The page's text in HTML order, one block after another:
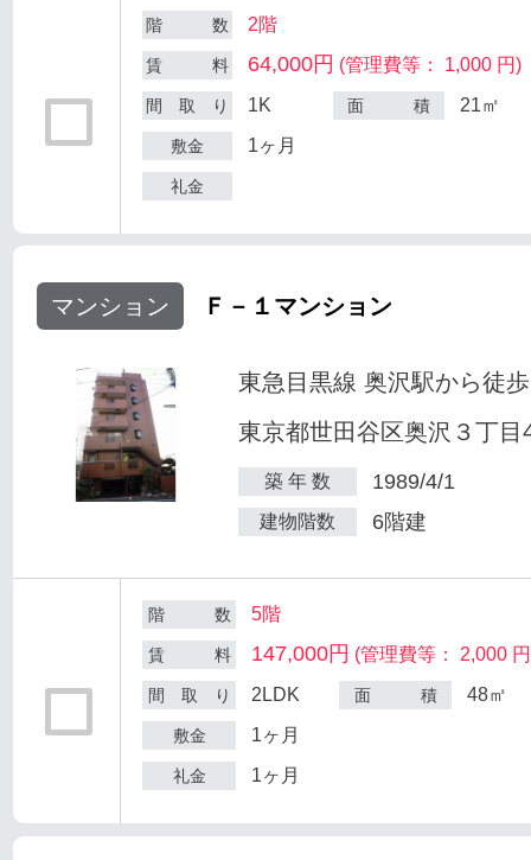
階 数 2階
賃 料 64,000円 (管理費等： 1,000 円)
間 取 り 1K 面 積 21㎡
敷金 1ヶ月
礼金
マンション Ｆ－１マンション
東急目黒線 奥沢駅から徒
東京都世田谷区奥沢３丁目
築 年 数 1989/4/1
建物階数 6階建
階 数 5階
賃 料 147,000円 (管理費等： 2,000
間 取 り 2LDK 面 積 48㎡
敷金 1ヶ月
礼金 1ヶ月